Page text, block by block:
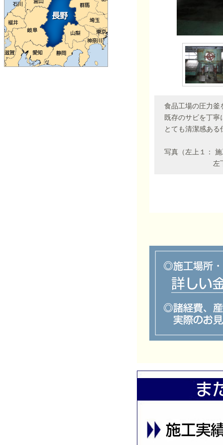
食品工場の圧力釜
既存のサビを丁
とても清潔感ある
写真（左上１：
左下：施工